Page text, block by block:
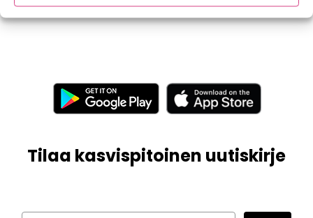
Tilaa kasvispitoinen uutiskirje